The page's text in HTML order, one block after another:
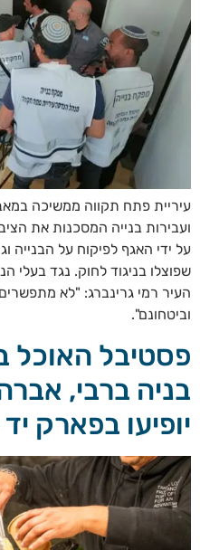
עיריית פתח תקווה ממשיכה
ועבירות בנייה המסכנות את
שפוצלו בניגוד לחוק. נגד בעלי
העיר רמי גרינברג: "לא
וביטחונם".
פסטיבל האוכל
בניה ברבי,
יופיעו בפארק